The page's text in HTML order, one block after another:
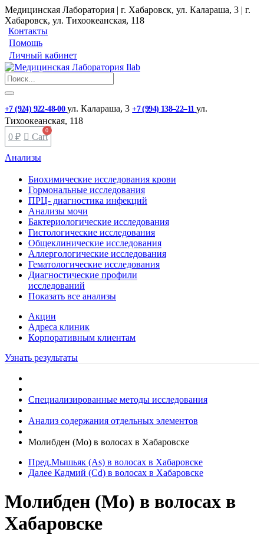
Медицинская Лаборатория | г. Хабаровск, ул. Калараша, 3 | г.
Хабаровск, ул. ​Тихоокеанская, 118
Контакты
Помощь
Личный кабинет
+7 (924) 922-48-00 ул. ​Калараша, 3 +7 (994) 138‒22‒11 ул. ​
Тихоокеанская, 118
0 ₽ Cart
Анализы
Биохимические исследования крови
Гормональные исследования
ПРЦ- диагностика инфекций
Анализы мочи
Бактериологические исследования
Гистологические исследования
Общеклинические исследования
Аллергологические исследования
Гематологические исследования
Диагностические профили
исследований
Показать все анализы
Акции
Адреса клиник
Кoрпоративным клиентам
Узнать результаты
Специализированные методы исследования
Анализ содержания отдельных элементов
Молибден (Mo) в волосах в Хабаровске
Пред.Мышьяк (As) в волосах в Хабаровске
Далее Кадмий (Cd) в волосах в Хабаровске
Молибден (Mo) в волосах в
Хабаровске